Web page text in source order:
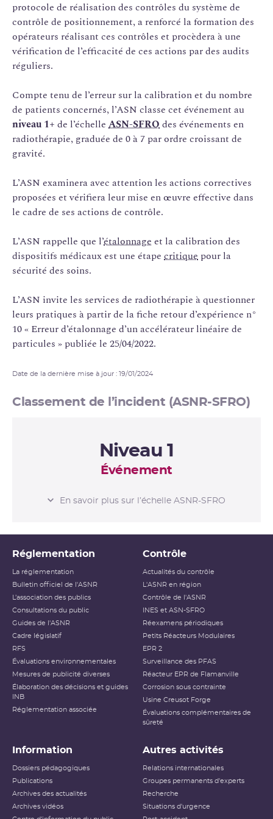
protocole de réalisation des contrôles du système de
contrôle de positionnement, a renforcé la formation des
opérateurs réalisant ces contrôles et procèdera à une
vérification de l’efficacité de ces actions par des audits
réguliers.
Compte tenu de l’erreur sur la calibration et du nombre
de patients concernés, l’ASN classe cet événement au
niveau 1+ de l’échelle ASN-SFROdes événements en
radiothérapie, graduée de 0 à 7 par ordre croissant de
gravité.
L’ASN examinera avec attention les actions correctives
proposées et vérifiera leur mise en œuvre effective dans
le cadre de ses actions de contrôle.
L’ASN rappelle que l’étalonnage et la calibration des
dispositifs médicaux est une étape critique pour la
sécurité des soins.
L’ASN invite les services de radiothérapie à questionner
leurs pratiques à partir de la fiche retour d’expérience n°
10 « Erreur d’étalonnage d’un accélérateur linéaire de
particules » publiée le 25/04/2022.
Date de la dernière mise à jour : 19/01/2024
Classement de l’incident (ASNR-SFRO)
Niveau 1
Événement
L’ÉCHELLE ASNR-SFRO
Événement / Sans aucune
Niveau 1
Événement /Avec conséquence
dosimétrique mais sans
conséquence clinique attendue
Niveau 2
Incident / Événement occasionnant
Niveau 3
Incident / Événement occasionnant
une altération sévère d’un ou
plusieurs organes ou fonctions
Accident / Événement grave
danger,complication ou séquelle
Niveau 5 Décès / 1 patient
Niveau 6 Décès / 2 à 10 patients
En savoir plus sur l’échelle ASNR-SFRO
Réglementation
La réglementation
Bulletin officiel de l'ASNR
L’association des publics
Consultations du public
Guides de l'ASNR
Cadre législatif
RFS
Évaluations environnementales
Mesures de publicité diverses
Élaboration des décisions et guides
INB
Réglementation associée
Contrôle
Actualités du contrôle
L'ASNR en région
Contrôle de l'ASNR
INES et ASN-SFRO
Réexamens périodiques
Petits Réacteurs Modulaires
EPR 2
Surveillance des PFAS
Réacteur EPR de Flamanville
Corrosion sous contrainte
Usine Creusot Forge
Évaluations complémentaires de
sûreté
Information
Dossiers pédagogiques
Publications
Archives des actualités
Archives vidéos
Autres activités
Relations internationales
Groupes permanents d'experts
Recherche
Situations d'urgence